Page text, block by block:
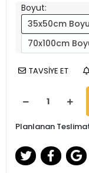
Boyut:
35x50cm
70x100cm
TAVSİYE ET
Planlanan